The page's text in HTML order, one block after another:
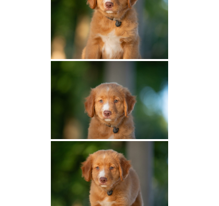
RETRIEVERS DE LA NOUVELLE ECOSSE
Le standard
Tests de santé
Caractère et morphologie
Sélection et besoins
Lupus Dei Shelby